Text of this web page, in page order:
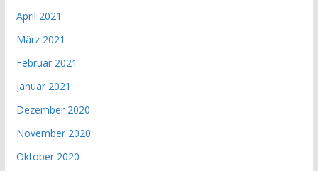
April 2021
März 2021
Februar 2021
Januar 2021
Dezember 2020
November 2020
Oktober 2020